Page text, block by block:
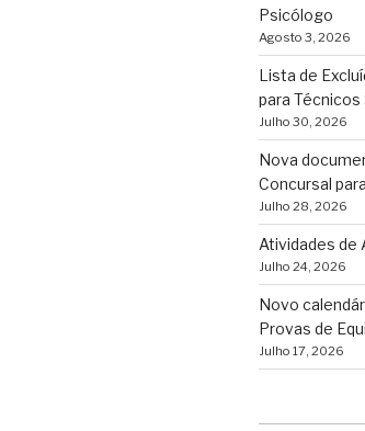
Psicólogo
Agosto 3, 2026
Lista de
para
Julho 30, 2026
Nova
Concursal
Julho 28, 2026
Atividades de
Julho 24, 2026
Novo
Provas de
Julho 17, 2026